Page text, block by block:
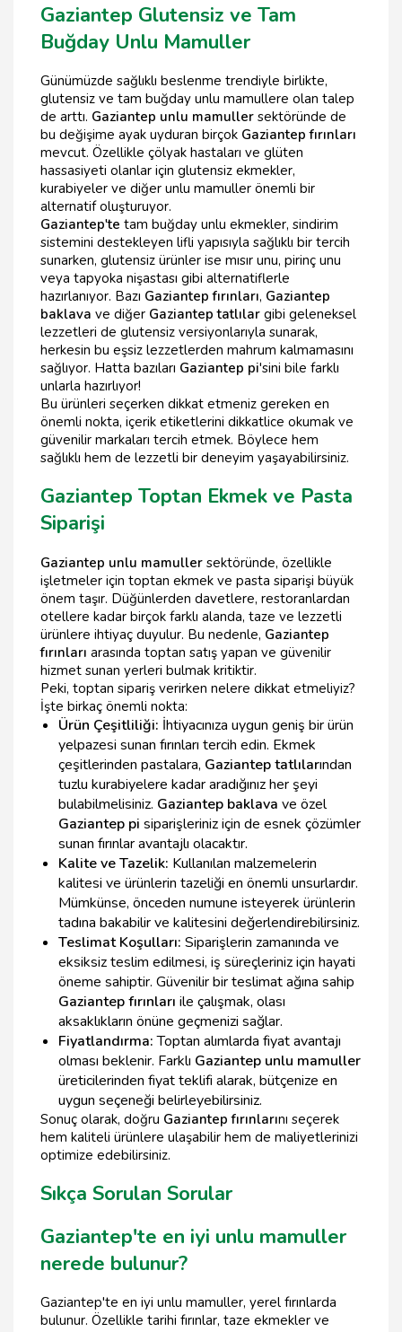
Gaziantep Glutensiz ve Tam
Buğday Unlu Mamuller
Günümüzde sağlıklı beslenme trendiyle birlikte,
glutensiz ve tam buğday unlu mamullere olan talep
de arttı. Gaziantep unlu mamuller sektöründe de
bu değişime ayak uyduran birçok Gaziantep fırınları
mevcut. Özellikle çölyak hastaları ve glüten
hassasiyeti olanlar için glutensiz ekmekler,
kurabiyeler ve diğer unlu mamuller önemli bir
alternatif oluşturuyor.
Gaziantep'te tam buğday unlu ekmekler, sindirim
sistemini destekleyen lifli yapısıyla sağlıklı bir tercih
sunarken, glutensiz ürünler ise mısır unu, pirinç unu
veya tapyoka nişastası gibi alternatiflerle
hazırlanıyor. Bazı Gaziantep fırınları, Gaziantep
baklava ve diğer Gaziantep tatlılar gibi geleneksel
lezzetleri de glutensiz versiyonlarıyla sunarak,
herkesin bu eşsiz lezzetlerden mahrum kalmamasını
sağlıyor. Hatta bazıları Gaziantep pi'sini bile farklı
unlarla hazırlıyor!
Bu ürünleri seçerken dikkat etmeniz gereken en
önemli nokta, içerik etiketlerini dikkatlice okumak ve
güvenilir markaları tercih etmek. Böylece hem
sağlıklı hem de lezzetli bir deneyim yaşayabilirsiniz.
Gaziantep Toptan Ekmek ve Pasta
Siparişi
Gaziantep unlu mamuller sektöründe, özellikle
işletmeler için toptan ekmek ve pasta siparişi büyük
önem taşır. Düğünlerden davetlere, restoranlardan
otellere kadar birçok farklı alanda, taze ve lezzetli
ürünlere ihtiyaç duyulur. Bu nedenle, Gaziantep
fırınları arasında toptan satış yapan ve güvenilir
hizmet sunan yerleri bulmak kritiktir.
Peki, toptan sipariş verirken nelere dikkat etmeliyiz?
İşte birkaç önemli nokta:
Ürün Çeşitliliği: İhtiyacınıza uygun geniş bir ürün
yelpazesi sunan fırınları tercih edin. Ekmek
çeşitlerinden pastalara, Gaziantep tatlılarından
tuzlu kurabiyelere kadar aradığınız her şeyi
bulabilmelisiniz. Gaziantep baklava ve özel
Gaziantep pi siparişleriniz için de esnek çözümler
sunan fırınlar avantajlı olacaktır.
Kalite ve Tazelik: Kullanılan malzemelerin
kalitesi ve ürünlerin tazeliği en önemli unsurlardır.
Mümkünse, önceden numune isteyerek ürünlerin
tadına bakabilir ve kalitesini değerlendirebilirsiniz.
Teslimat Koşulları: Siparişlerin zamanında ve
eksiksiz teslim edilmesi, iş süreçleriniz için hayati
öneme sahiptir. Güvenilir bir teslimat ağına sahip
Gaziantep fırınları ile çalışmak, olası
aksaklıkların önüne geçmenizi sağlar.
Fiyatlandırma:Toptan alımlarda fiyat avantajı
olması beklenir. Farklı Gaziantep unlu mamuller
üreticilerinden fiyat teklifi alarak, bütçenize en
uygun seçeneği belirleyebilirsiniz.
Sonuç olarak, doğru Gaziantep fırınlarını seçerek
hem kaliteli ürünlere ulaşabilir hem de maliyetlerinizi
optimize edebilirsiniz.
Sıkça Sorulan Sorular
Gaziantep'te en iyi unlu mamuller
nerede bulunur?
Gaziantep'te en iyi unlu mamuller, yerel fırınlarda
bulunur. Özellikle tarihi fırınlar, taze ekmekler ve